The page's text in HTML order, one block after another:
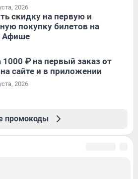
2026
скидку на первую и
покупку билетов на
Афише
1000 ₽ на первый заказ от
сайте и в приложении
2026
промокоды